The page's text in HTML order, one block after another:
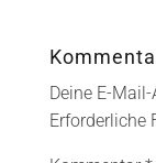
Deine E-
Erforderliche